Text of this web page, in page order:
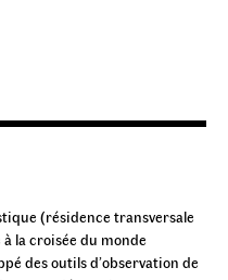
(résidence transversale
la croisée du monde
des outils d’observation de